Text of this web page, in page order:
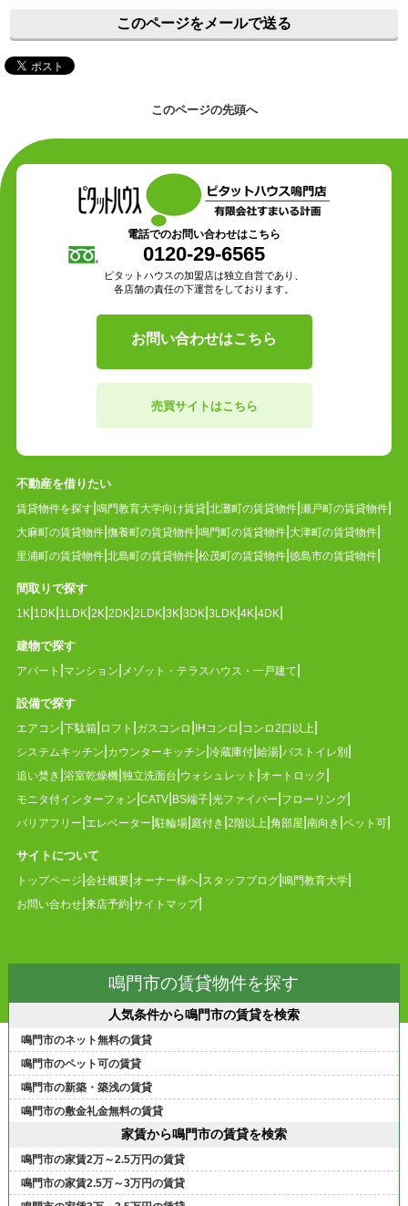
このページをメールで送る
このページの先頭へ
電話でのお問い合わせはこちら
0120-29-6565
ピタットハウスの加盟店は独立自営であり、
各店舗の責任の下運営をしております。
お問い合わせはこちら
売買サイトはこちら
不動産を借りたい
賃貸物件を探す 鳴門教育大学向け賃貸 北灘町の賃貸物件 瀬戸町の賃貸物件
大麻町の賃貸物件 撫養町の賃貸物件 鳴門町の賃貸物件 大津町の賃貸物件
里浦町の賃貸物件 北島町の賃貸物件 松茂町の賃貸物件 徳島市の賃貸物件
間取りで探す
1K 1DK 1LDK 2K 2DK 2LDK 3K 3DK 3LDK 4K 4DK
建物で探す
アパート マンション メゾット・テラスハウス・一戸建て
設備で探す
エアコン 下駄箱 ロフト ガスコンロ IHコンロ コンロ2口以上
システムキッチン カウンターキッチン 冷蔵庫付 給湯 バストイレ別
追い焚き 浴室乾燥機 独立洗面台 ウォシュレット オートロック
モニタ付インターフォン CATV BS端子 光ファイバー フローリング
バリアフリー エレベーター 駐輪場 庭付き 2階以上 角部屋 南向き ペット可
サイトについて
トップページ 会社概要 オーナー様へ スタッフブログ 鳴門教育大学
お問い合わせ 来店予約 サイトマップ
鳴門市の賃貸物件を探す
人気条件から鳴門市の賃貸を検索
鳴門市のネット無料の賃貸
鳴門市のペット可の賃貸
鳴門市の新築・築浅の賃貸
鳴門市の敷金礼金無料の賃貸
家賃から鳴門市の賃貸を検索
鳴門市の家賃2万～2.5万円の賃貸
鳴門市の家賃2.5万～3万円の賃貸